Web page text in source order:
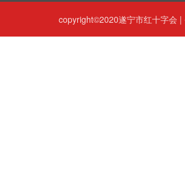
copyright©2020遂宁市红十字会 |